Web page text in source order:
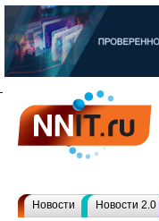
Новости Новости 2.0